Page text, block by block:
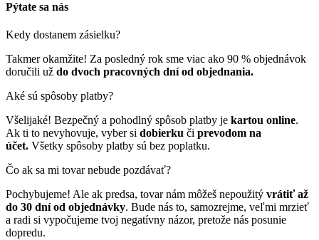
Pýtate sa nás
Kedy dostanem zásielku?
Takmer okamžite! Za posledný rok sme viac ako 90 % objednávok
doručili už do dvoch pracovných dní od objednania.
Aké sú spôsoby platby?
Všelijaké! Bezpečný a pohodlný spôsob platby je kartou online.
Ak ti to nevyhovuje, vyber si dobierku či prevodom na
účet. Všetky spôsoby platby sú bez poplatku.
Čo ak sa mi tovar nebude pozdávať?
Pochybujeme! Ale ak predsa, tovar nám môžeš nepoužitý vrátiť až
do 30 dní od objednávky. Bude nás to, samozrejme, veľmi mrzieť
a radi si vypočujeme tvoj negatívny názor, pretože nás posunie
dopredu.